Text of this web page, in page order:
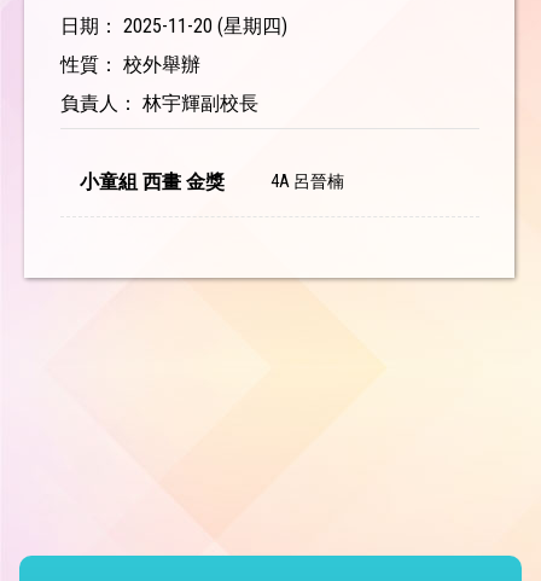
日期： 2025-11-20 (星期四)
性質： 校外舉辦
負責人： 林宇輝副校長
小童組 西畫 金獎 4A 呂晉楠